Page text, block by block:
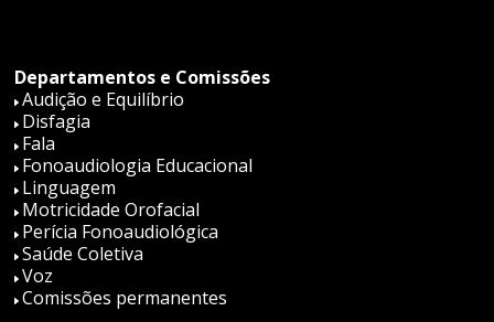
Departamentos e Comissões
Audição e Equilíbrio
Disfagia
Fala
Fonoaudiologia Educacional
Linguagem
Motricidade Orofacial
Perícia Fonoaudiológica
Saúde Coletiva
Voz
Comissões permanentes